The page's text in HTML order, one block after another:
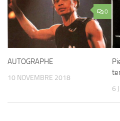
0
AUTOGRAPHE
10 NOVEMBRE 2018
6